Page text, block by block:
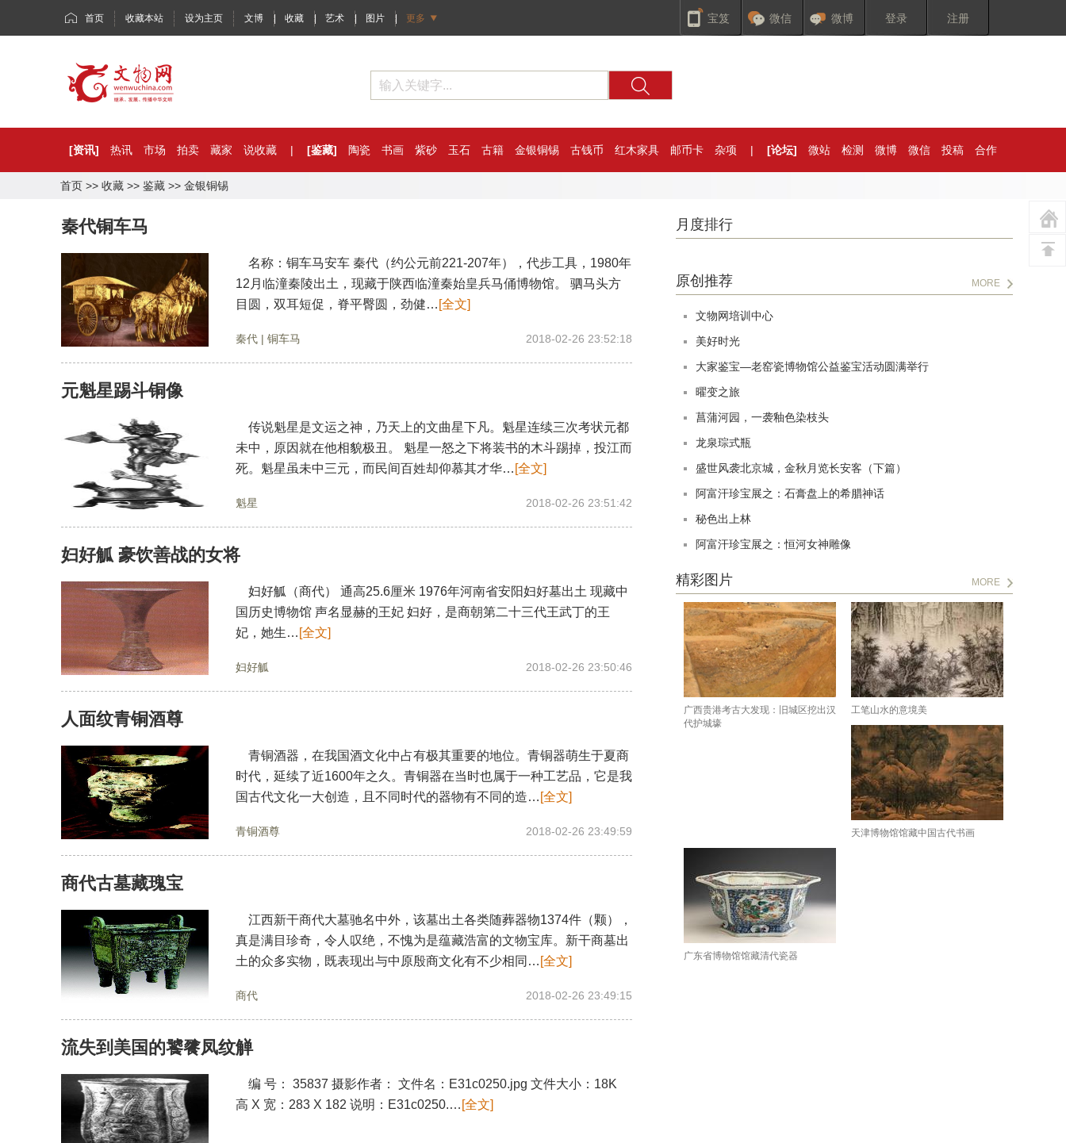
首页 收藏本站 设为主页 文博 | 收藏 | 艺术 | 图片 | 更多 宝笈 微信 微博 登录 注册
[资讯] 热讯 市场 拍卖 藏家 说收藏 | [鉴藏] 陶瓷 书画 紫砂 玉石 古籍 金银铜锡 古钱币 红木家具 邮币卡 杂项 | [论坛] 微站 检测 微博 微信 投稿 合作
首页 >> 收藏 >> 鉴藏 >> 金银铜锡
秦代铜车马
名称：铜车马安车 秦代（约公元前221-207年），代步工具，1980年
12月临潼秦陵出土，现藏于陕西临潼秦始皇兵马俑博物馆。 驷马头方
目圆，双耳短促，脊平臀圆，劲健… [全文]
秦代 | 铜车马 2018-02-26 23:52:18
元魁星踢斗铜像
传说魁星是文运之神，乃天上的文曲星下凡。魁星连续三次考状元都
未中，原因就在他相貌极丑。 魁星一怒之下将装书的木斗踢掉，投江而
死。魁星虽未中三元，而民间百姓却仰慕其才华… [全文]
魁星 2018-02-26 23:51:42
妇好觚 豪饮善战的女将
妇好觚（商代） 通高25.6厘米 1976年河南省安阳妇好墓出土 现藏中
国历史博物馆 声名显赫的王妃 妇好，是商朝第二十三代王武丁的王
妃，她生… [全文]
妇好觚 2018-02-26 23:50:46
人面纹青铜酒尊
青铜酒器，在我国酒文化中占有极其重要的地位。青铜器萌生于夏商
时代，延续了近1600年之久。青铜器在当时也属于一种工艺品，它是我
国古代文化一大创造，且不同时代的器物有不同的造… [全文]
青铜酒尊 2018-02-26 23:49:59
商代古墓藏瑰宝
江西新干商代大墓驰名中外，该墓出土各类随葬器物1374件（颗），
真是满目珍奇，令人叹绝，不愧为是蕴藏浩富的文物宝库。新干商墓出
土的众多实物，既表现出与中原殷商文化有不少相同… [全文]
商代 2018-02-26 23:49:15
流失到美国的饕餮凤纹觯
编 号： 35837 摄影作者： 文件名：E31c0250.jpg 文件大小：18K
高 X 宽：283 X 182 说明：E31c0250.… [全文]
月度排行
原创推荐 MORE
文物网培训中心
美好时光
大家鉴宝—老窑瓷博物馆公益鉴宝活动圆满举行
曜变之旅
菖蒲河园，一袭釉色染枝头
龙泉琮式瓶
盛世风袭北京城，金秋月览长安客（下篇）
阿富汗珍宝展之：石膏盘上的希腊神话
秘色出上林
阿富汗珍宝展之：恒河女神雕像
精彩图片 MORE
广西贵港考古大发现：旧城区挖出汉
代护城壕
工笔山水的意境美
天津博物馆馆藏中国古代书画
广东省博物馆馆藏清代瓷器